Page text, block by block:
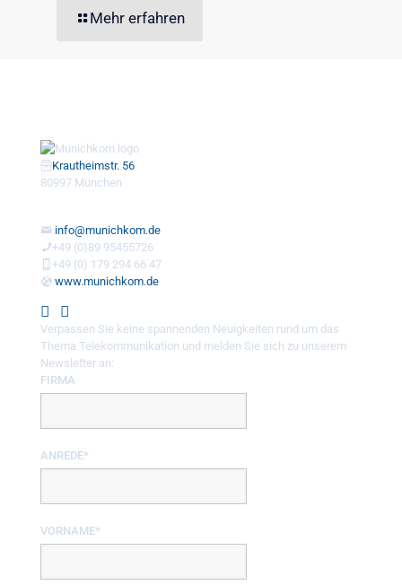
Mehr erfahren
Krautheimstr. 56
80997 München
info@munichkom.de
+49 (0)89 95455726
+49 (0) 179 294 66 47
www.munichkom.de
Verpassen Sie keine spannenden Neuigkeiten rund um das
Thema Telekommunikation und melden Sie sich zu unserem
Newsletter an:
FIRMA
ANREDE*
VORNAME*